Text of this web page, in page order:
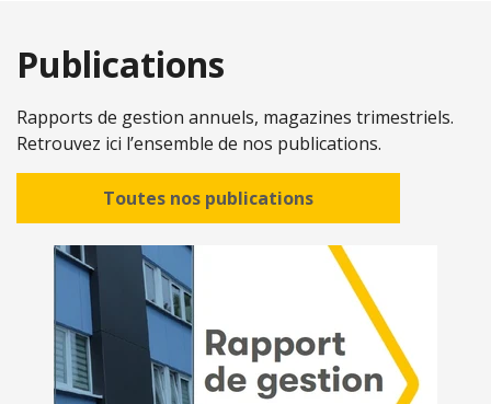
Publications
Rapports de gestion annuels, magazines trimestriels.
Retrouvez ici l’ensemble de nos publications.
Toutes nos publications